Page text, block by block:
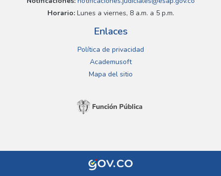
Horario:Lunes a viernes, 8 a.m. a 5 p.m.
Enlaces
Política de privacidad
Academusoft
Mapa del sitio